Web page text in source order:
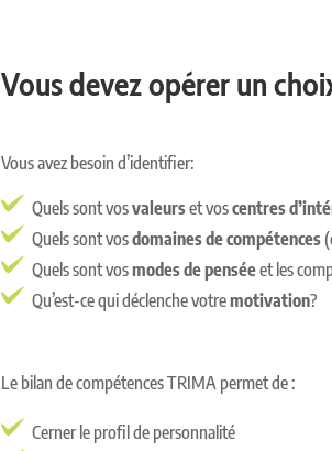
Vous devez opérer un
Vous avez besoin d’identifier:
Quels sont vosvaleurset voscentres
Quels sont vosdomaines de compétences
Quels sont vosmodes de penséeetles
Qu’est-ce qui déclenche votremotivation?
Le bilan de compétences TRIMA permet de :
Cerner le profil de personnalité